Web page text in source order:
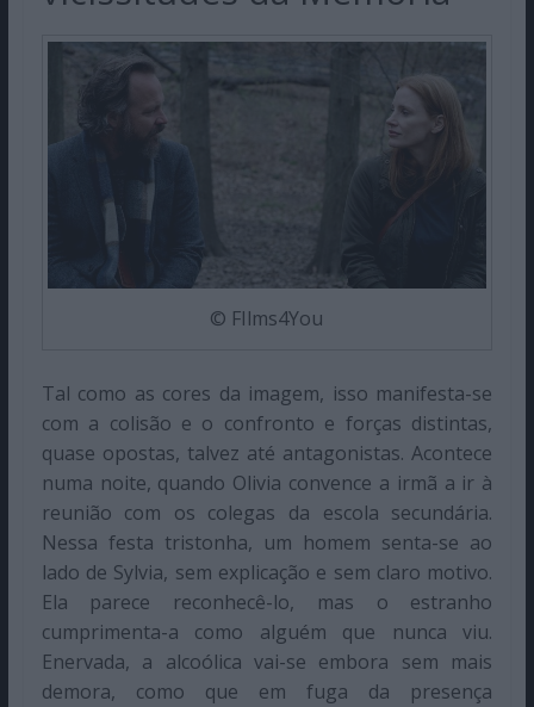
© FIlms4You
Tal como as cores da imagem, isso manifesta-se
com a colisão e o confronto e forças distintas,
quase opostas, talvez até antagonistas. Acontece
numa noite, quando Olivia convence a irmã a ir à
reunião com os colegas da escola secundária.
Nessa festa tristonha, um homem senta-se ao
lado de Sylvia, sem explicação e sem claro motivo.
Ela parece reconhecê-lo, mas o estranho
cumprimenta-a como alguém que nunca viu.
Enervada, a alcoólica vai-se embora sem mais
demora, como que em fuga da presença